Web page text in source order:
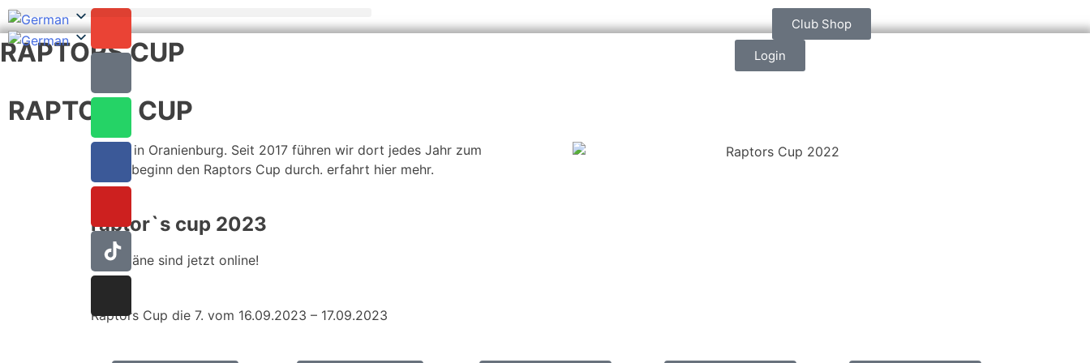
Club Shop
Login
RAPTORS CUP
RAPTORS CUP
Rugby in Oranienburg. Seit 2017 führen wir dort jedes Jahr zum
Saisonbeginn den Raptors Cup durch. erfahrt hier mehr.
raptor`s cup 2023
Spielpläne sind jetzt online!
Raptors Cup die 7. vom 16.09.2023 – 17.09.2023